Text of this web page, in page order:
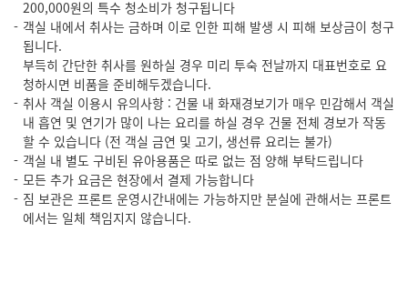
200,000원의 특수 청소비가 청구됩니다
객실 내에서 취사는 금하며 이로 인한 피해 발생 시 피해 보상금이 청구
됩니다.
부득히 간단한 취사를 원하실 경우 미리 투숙 전날까지 대표번호로 요
청하시면 비품을 준비해두겠습니다.
취사 객실 이용시 유의사항 : 건물 내 화재경보기가 매우 민감해서 객실
내 흡연 및 연기가 많이 나는 요리를 하실 경우 건물 전체 경보가 작동
할 수 있습니다 (전 객실 금연 및 고기, 생선류 요리는 불가)
객실 내 별도 구비된 유아용품은 따로 없는 점 양해 부탁드립니다
모든 추가 요금은 현장에서 결제 가능합니다
짐 보관은 프론트 운영시간내에는 가능하지만 분실에 관해서는 프론트
에서는 일체 책임지지 않습니다.